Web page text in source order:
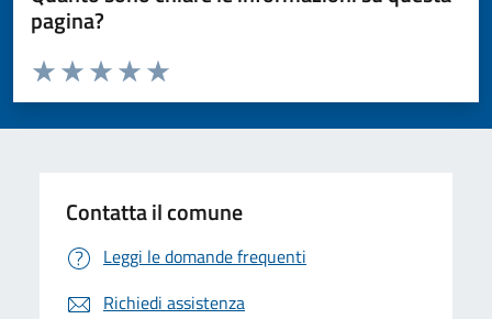
pagina?
Valuta da 1 a 5 stelle la pagina
Valuta 5 stelle su 5
Valuta 4 stelle su 5
Valuta 3 stelle su 5
Valuta 2 stelle su 5
Valuta 1 stelle su 5
Contatta il comune
Leggi le domande frequenti
Richiedi assistenza